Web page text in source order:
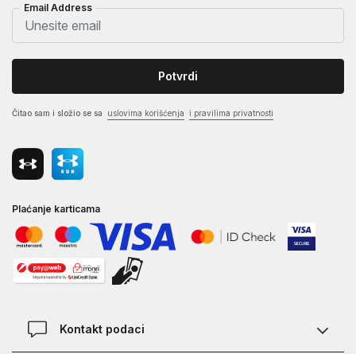
Email Address
Potvrdi
Čitao sam i složio se sa uslovima korišćenja i pravilima privatnosti
Plaćanje karticama
Kontakt podaci